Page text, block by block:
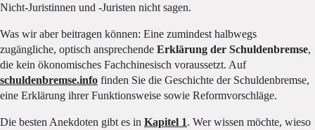
Nicht-Juristinnen und -Juristen nicht sagen.
Was wir aber beitragen können: Eine zumindest halbwegs
zugängliche, optisch ansprechende Erklärung der Schuldenbremse,
die kein ökonomisches Fachchinesisch voraussetzt. Auf
schuldenbremse.info finden Sie die Geschichte der Schuldenbremse,
eine Erklärung ihrer Funktionsweise sowie Reformvorschläge.
Die besten Anekdoten gibt es in Kapitel 1. Wer wissen möchte, wieso